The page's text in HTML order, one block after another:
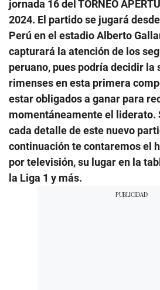
jornada 16 del TORNEO
2024. El partido se jugará
Perú en el estadio Alberto
capturará la atención de los
peruano, pues podría decidir la
rimenses en esta primera
estar obligados a ganar para
momentáneamente el liderato.
cada detalle de este nuevo
continuación te contaremos el
por televisión, su lugar en la
la Liga 1 y más.